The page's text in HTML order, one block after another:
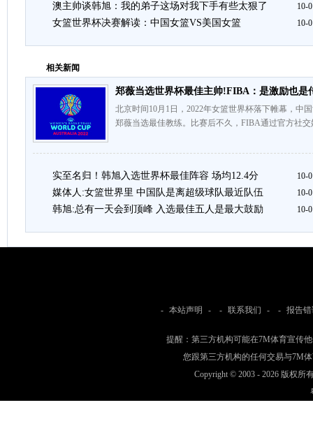
澳主帅谈韩旭：我的弟子这场对我下手有些太狠了 10-
女篮世界杯决赛解读：中国女篮VS美国女篮 10-
相关新闻
郑薇当选世界杯最佳主帅!FIBA：是激励也是
北京时间10月1日，2022年女篮世界杯落下帷幕，中
郑薇当选最佳教练。比赛后不久，FIBA通过官方社
实至名归！韩旭入选世界杯最佳阵容 场均12.4分 10-
媒体人:女篮世界里 中国队是离超级球队最近队伍 10-
韩旭:总有一天会到顶峰 入选最佳五人是最大鼓励 10-
- 本站声明 - - 联系我们 - - 报告
提醒：第三方机构可能在7M体育宣传
您跟第三方机构的任何交易与7M
Copyright © 2003 - 2026 版权所